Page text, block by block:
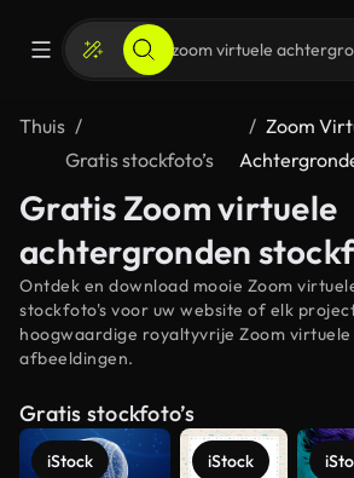
Thuis
Gratis stockfoto’s
Zoom
Gratis Zoom virtuele
achtergronden
Ontdek en download mooie Zoom
stockfoto's voor uw website of elk
hoogwaardige royaltyvrije Zoom
afbeeldingen.
Gratis stockfoto’s
iStock iStock